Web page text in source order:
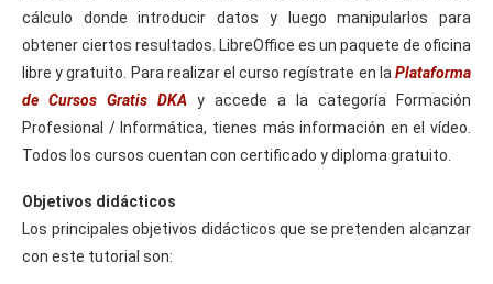
cálculo donde introducir datos y luego manipularlos para
obtener ciertos resultados. LibreOffice es un paquete de oficina
libre y gratuito. Para realizar el curso regístrate en la Plataforma
de Cursos Gratis DKA y accede a la categoría Formación
Profesional / Informática, tienes más información en el vídeo.
Todos los cursos cuentan con certificado y diploma gratuito.
Objetivos didácticos
Los principales objetivos didácticos que se pretenden alcanzar
con este tutorial son: